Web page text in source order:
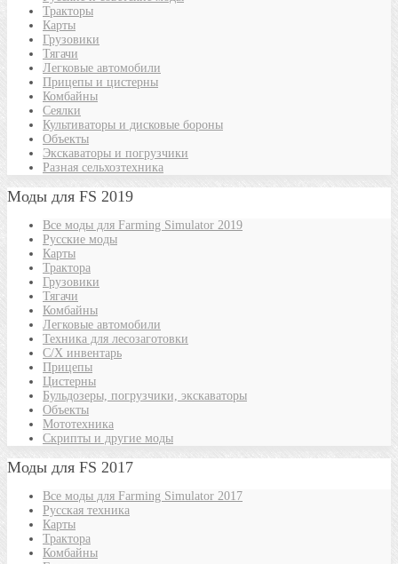
Тракторы
Карты
Грузовики
Тягачи
Легковые автомобили
Прицепы и цистерны
Комбайны
Сеялки
Культиваторы и дисковые бороны
Объекты
Экскаваторы и погрузчики
Разная сельхозтехника
Моды для FS 2019
Все моды для Farming Simulator 2019
Русские моды
Карты
Трактора
Грузовики
Тягачи
Комбайны
Легковые автомобили
Техника для лесозаготовки
С/Х инвентарь
Прицепы
Цистерны
Бульдозеры, погрузчики, экскаваторы
Объекты
Мототехника
Скрипты и другие моды
Моды для FS 2017
Все моды для Farming Simulator 2017
Русская техника
Карты
Трактора
Комбайны